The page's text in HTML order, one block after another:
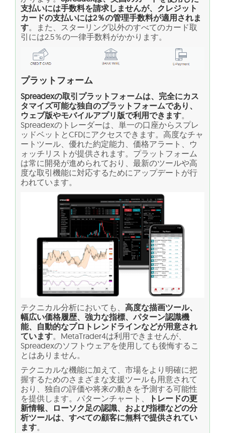
支払いには手数料を請求しませんが、クレジット
カードの支払いには2％の管理手数料が適用されま
す。また、スターリング以外のすべてのカード取
引には2.5％の一律手数料がかかります。
プラットフォーム
Spreadexの取引プラットフォームは、完全にカス
タマイズ可能な独自のプラットフォームであり、
ウェブ版やモバイルアプリ版で利用できます。
Spreadexのトレーダーは、単一の口座からスプレ
ッドベットとCFDにアクセスできます。高度なチャ
ートツール、優れた約定能力、価格アラート、ウ
ォッチリストが提供されます。プラットフォーム
は常に開発が進められており、最新のツールや高
度な取引機能に対応するためにアップデートが行
われています。
テクニカル分析においても、 高度な描画ツール、
幅広い価格履歴、強力な指標、パターン認識機
能、自動的なプロトレンドラインなどが用意され
ています。MetaTrader4は利用できませんが、
Spreadexのソフトウェアを使用しても後悔するこ
とはありません。
テクニカルな機能に加えて、市場をより明確に把
握するためのさまざまな支援ツールも用意されて
おり、独自の評価や将来の動きを予測する可能性
を提供します。パターンチャート、
トレードの更
新情報、ローソク足の認識、および指標などの分
析ツールは、すべての顧客に無料で提供されてい
ます。